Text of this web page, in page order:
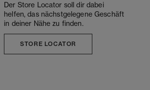
Der Store Locator soll dir dabei
helfen, das nächstgelegene Geschäft
in deiner Nähe zu finden.
STORE LOCATOR